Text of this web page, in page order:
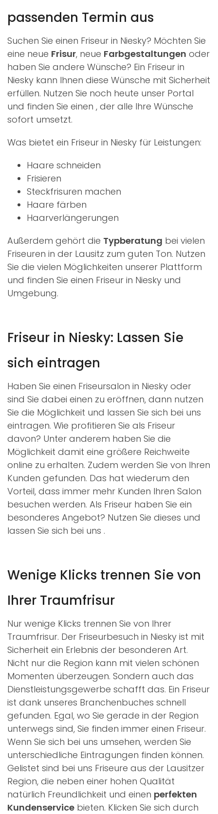
passenden Termin aus
Suchen Sie einen Friseur in Niesky? Möchten Sie
eine neue Frisur, neue Farbgestaltungen oder
haben Sie andere Wünsche? Ein Friseur in
Niesky kann Ihnen diese Wünsche mit Sicherheit
erfüllen. Nutzen Sie noch heute unser Portal
und finden Sie einen , der alle Ihre Wünsche
sofort umsetzt.
Was bietet ein Friseur in Niesky für Leistungen:
Haare schneiden
Frisieren
Steckfrisuren machen
Haare färben
Haarverlängerungen
Außerdem gehört die Typberatung bei vielen
Friseuren in der Lausitz zum guten Ton. Nutzen
Sie die vielen Möglichkeiten unserer Plattform
und finden Sie einen Friseur in Niesky und
Umgebung.
Friseur in Niesky: Lassen Sie
sich eintragen
Haben Sie einen Friseursalon in Niesky oder
sind Sie dabei einen zu eröffnen, dann nutzen
Sie die Möglichkeit und lassen Sie sich bei uns
eintragen. Wie profitieren Sie als Friseur
davon? Unter anderem haben Sie die
Möglichkeit damit eine größere Reichweite
online zu erhalten. Zudem werden Sie von Ihren
Kunden gefunden. Das hat wiederum den
Vorteil, dass immer mehr Kunden Ihren Salon
besuchen werden. Als Friseur haben Sie ein
besonderes Angebot? Nutzen Sie dieses und
lassen Sie sich bei uns .
Wenige Klicks trennen Sie von
Ihrer Traumfrisur
Nur wenige Klicks trennen Sie von Ihrer
Traumfrisur. Der Friseurbesuch in Niesky ist mit
Sicherheit ein Erlebnis der besonderen Art.
Nicht nur die Region kann mit vielen schönen
Momenten überzeugen. Sondern auch das
Dienstleistungsgewerbe schafft das. Ein Friseur
ist dank unseres Branchenbuches schnell
gefunden. Egal, wo Sie gerade in der Region
unterwegs sind, Sie finden immer einen Friseur.
Wenn Sie sich bei uns umsehen, werden Sie
unterschiedliche Eintragungen finden können.
Gelistet sind bei uns Friseure aus der Lausitzer
Region, die neben einer hohen Qualität
natürlich Freundlichkeit und einen perfekten
Kundenservice bieten. Klicken Sie sich durch